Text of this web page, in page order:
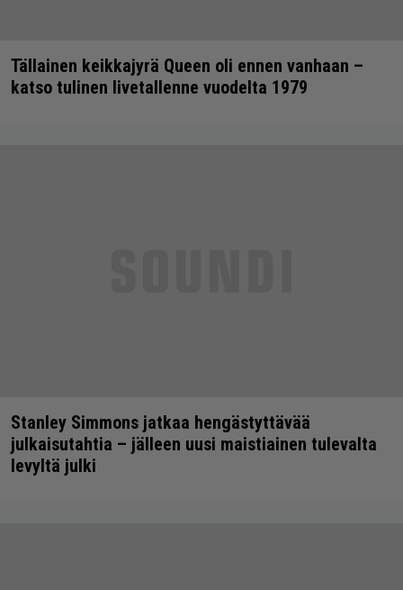
Tällainen keikkajyrä Queen oli ennen vanhaan –
katso tulinen livetallenne vuodelta 1979
Stanley Simmons jatkaa hengästyttävää
julkaisutahtia – jälleen uusi maistiainen tulevalta
levyltä julki